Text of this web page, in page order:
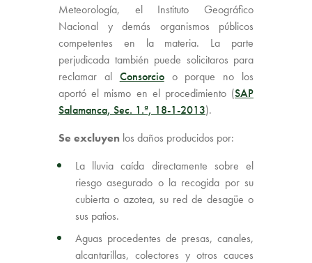
Meteorología, el Instituto Geográfico
Nacional y demás organismos públicos
competentes en la materia. La parte
perjudicada también puede solicitaros para
reclamar al Consorcioo porque no los
aportó el mismo en el procedimiento (SAP
Salamanca, Sec. 1.ª, 18-1-2013).
Se excluyen los daños producidos por:
La lluvia caída directamente sobre el
riesgo asegurado o la recogida por su
cubierta o azotea, su red de desagüe o
sus patios.
Aguas procedentes de presas, canales,
alcantarillas, colectores y otros cauces